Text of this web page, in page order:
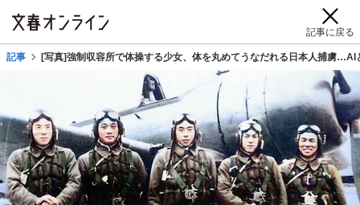
記事に戻る
記事 [写真]強制収容所で体操する少女、体を丸めてうなだれる日本人捕虜